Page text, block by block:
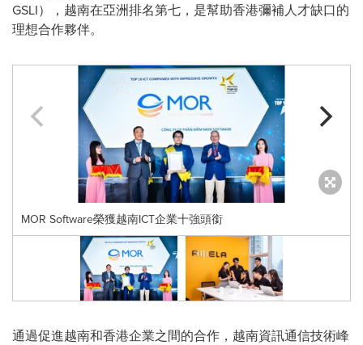
GSLI），越南在亞洲排名第七，是幫助香港彌補人才缺口的
理想合作夥伴。
MOR Software榮獲越南ICT企業十強頭銜
通過促進越南和香港企業之間的合作， 越南資訊通信技術峰